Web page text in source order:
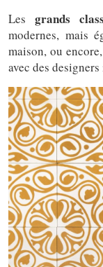
Lesgrands
modernes, mais
maison, ou
avec des